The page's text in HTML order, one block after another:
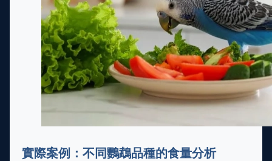
實際案例：不同鸚鵡品種的食量分析